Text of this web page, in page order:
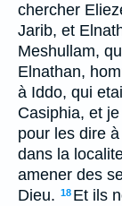
chercher
Jarib, et
Meshullam,
Elnathan,
à Iddo, qui
Casiphia, et
pour les dire
dans la
amener des
Dieu. 18 Et ils